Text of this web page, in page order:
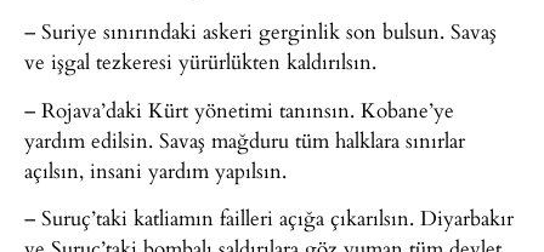
– Suriye sınırındaki askeri gerginlik son bulsun. Savaş
ve işgal tezkeresi yürürlükten kaldırılsın.
– Rojava’daki Kürt yönetimi tanınsın. Kobane’ye
yardım edilsin. Savaş mağduru tüm halklara sınırlar
açılsın, insani yardım yapılsın.
– Suruç’taki katliamın failleri açığa çıkarılsın. Diyarbakır